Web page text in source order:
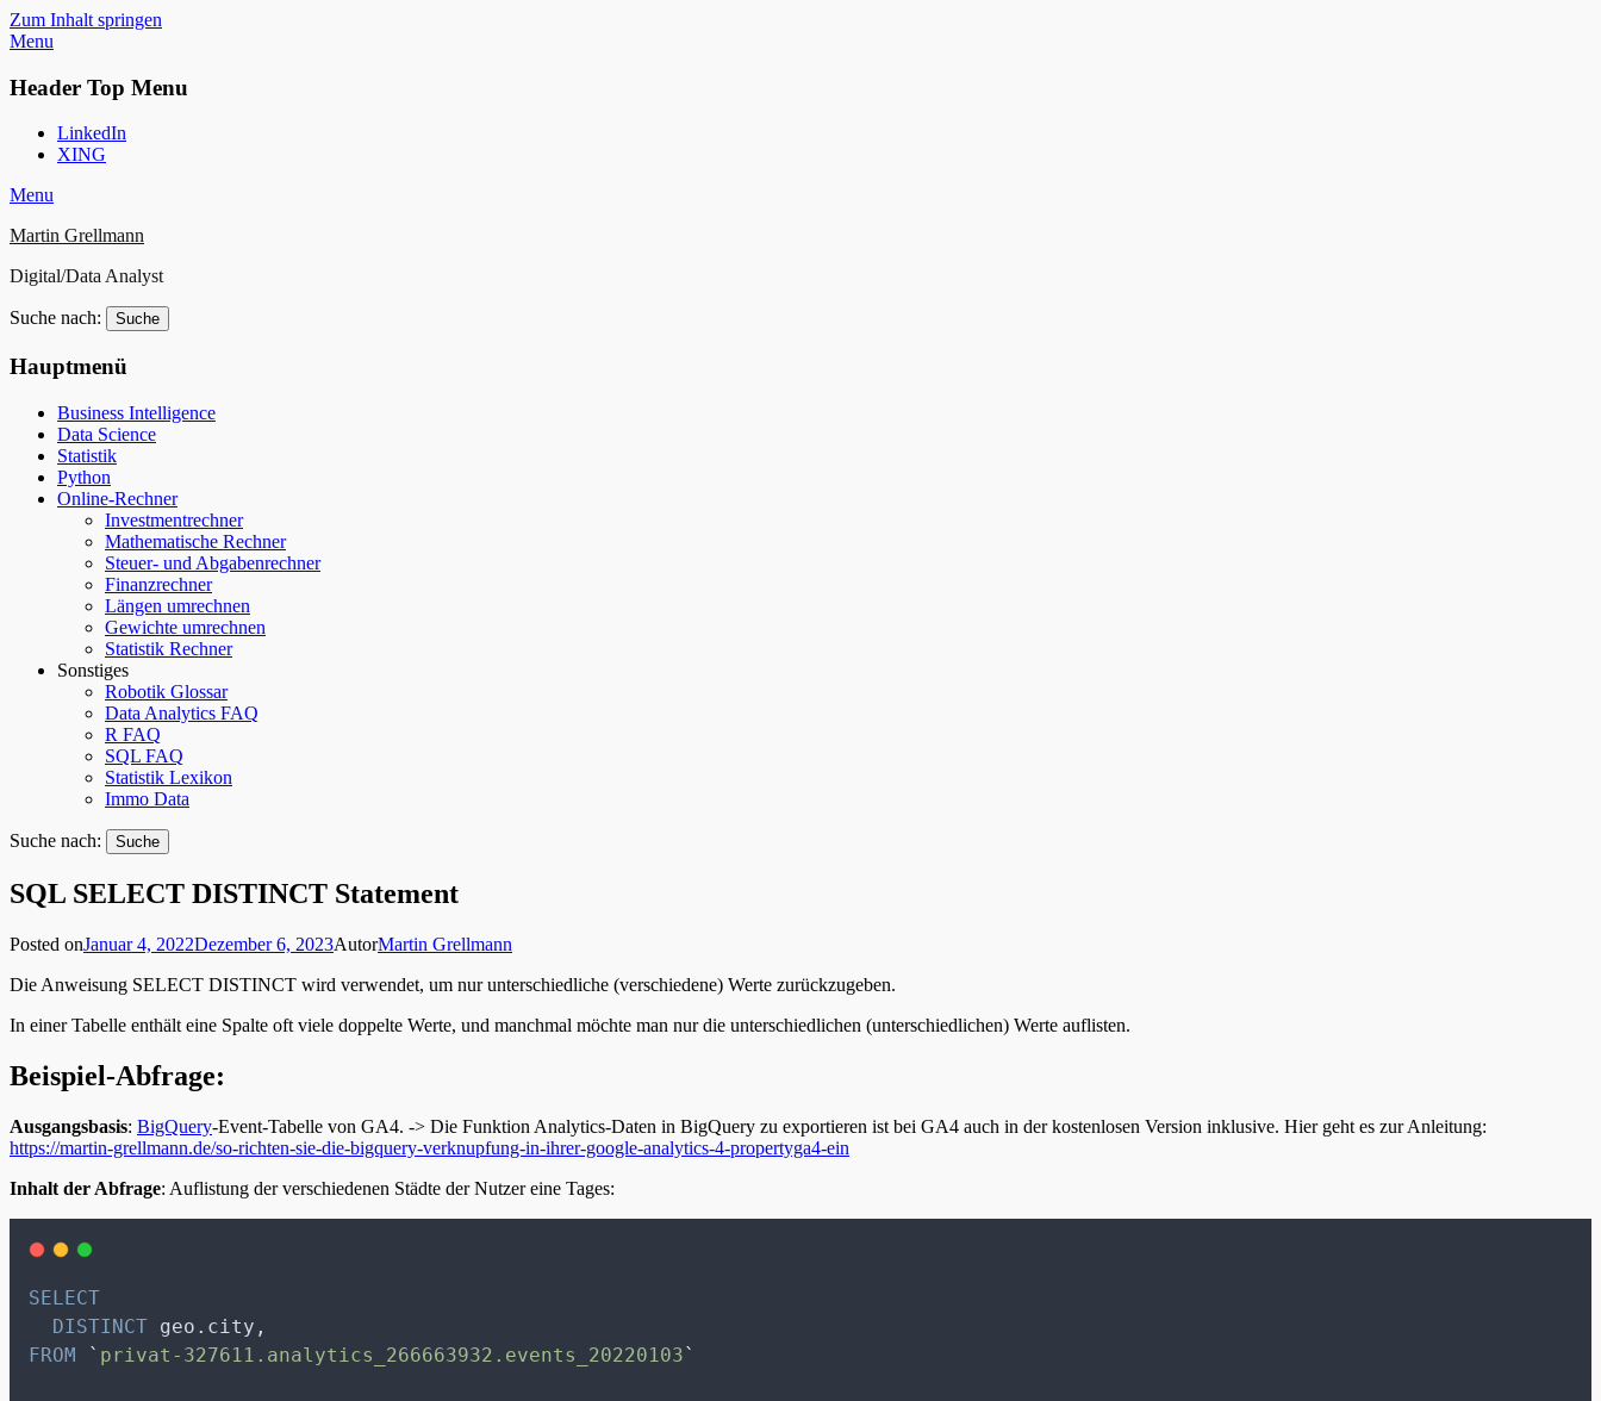
Zum Inhalt springen
Menu
Header Top Menu
LinkedIn
XING
Menu
Martin Grellmann
Digital/Data Analyst
Suche nach:
Hauptmenü
Business Intelligence
Data Science
Statistik
Python
Online-Rechner
Investmentrechner
Mathematische Rechner
Steuer- und Abgabenrechner
Finanzrechner
Längen umrechnen
Gewichte umrechnen
Statistik Rechner
Sonstiges
Robotik Glossar
Data Analytics FAQ
R FAQ
SQL FAQ
Statistik Lexikon
Immo Data
Suche nach:
SQL SELECT DISTINCT Statement
Posted onJanuar 4, 2022Dezember 6, 2023AutorMartin Grellmann
Die Anweisung SELECT DISTINCT wird verwendet, um nur unterschiedliche (verschiedene) Werte zurückzugeben.
In einer Tabelle enthält eine Spalte oft viele doppelte Werte, und manchmal möchte man nur die unterschiedlichen (unterschiedlichen) Werte auflisten.
Beispiel-Abfrage:
Ausgangsbasis: BigQuery-Event-Tabelle von GA4. -> Die Funktion Analytics-Daten in BigQuery zu exportieren ist bei GA4 auch in der kostenlosen Version inklusive. Hier geht es zur Anleitung:
https://martin-grellmann.de/so-richten-sie-die-bigquery-verknupfung-in-ihrer-google-analytics-4-propertyga4-ein
Inhalt der Abfrage: Auflistung der verschiedenen Städte der Nutzer eine Tages:
SELECT
DISTINCT geo.city,
FROM
` privat-327611.analytics_266663932.events_20220103`